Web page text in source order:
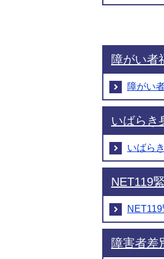
障がい者
障がい
いばらき
いばら
NET119
障害者差